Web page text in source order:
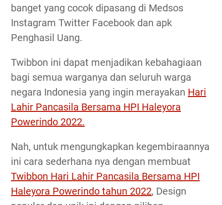
banget yang cocok dipasang di Medsos
Instagram Twitter Facebook dan apk
Penghasil Uang.
Twibbon ini dapat menjadikan kebahagiaan
bagi semua warganya dan seluruh warga
negara Indonesia yang ingin merayakan Hari
Lahir Pancasila Bersama HPI Haleyora
Powerindo 2022.
Nah, untuk mengungkapkan kegembiraannya
ini cara sederhana nya dengan membuat
Twibbon Hari Lahir Pancasila Bersama HPI
Haleyora Powerindo tahun 2022, Design